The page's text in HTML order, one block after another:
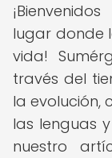
lugar donde
vida!
través del
la evolución,
las lenguas
nuestro